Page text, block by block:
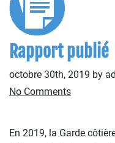
Rapport publié
octobre 30th, 2019 by
No Comments
En 2019, la Garde